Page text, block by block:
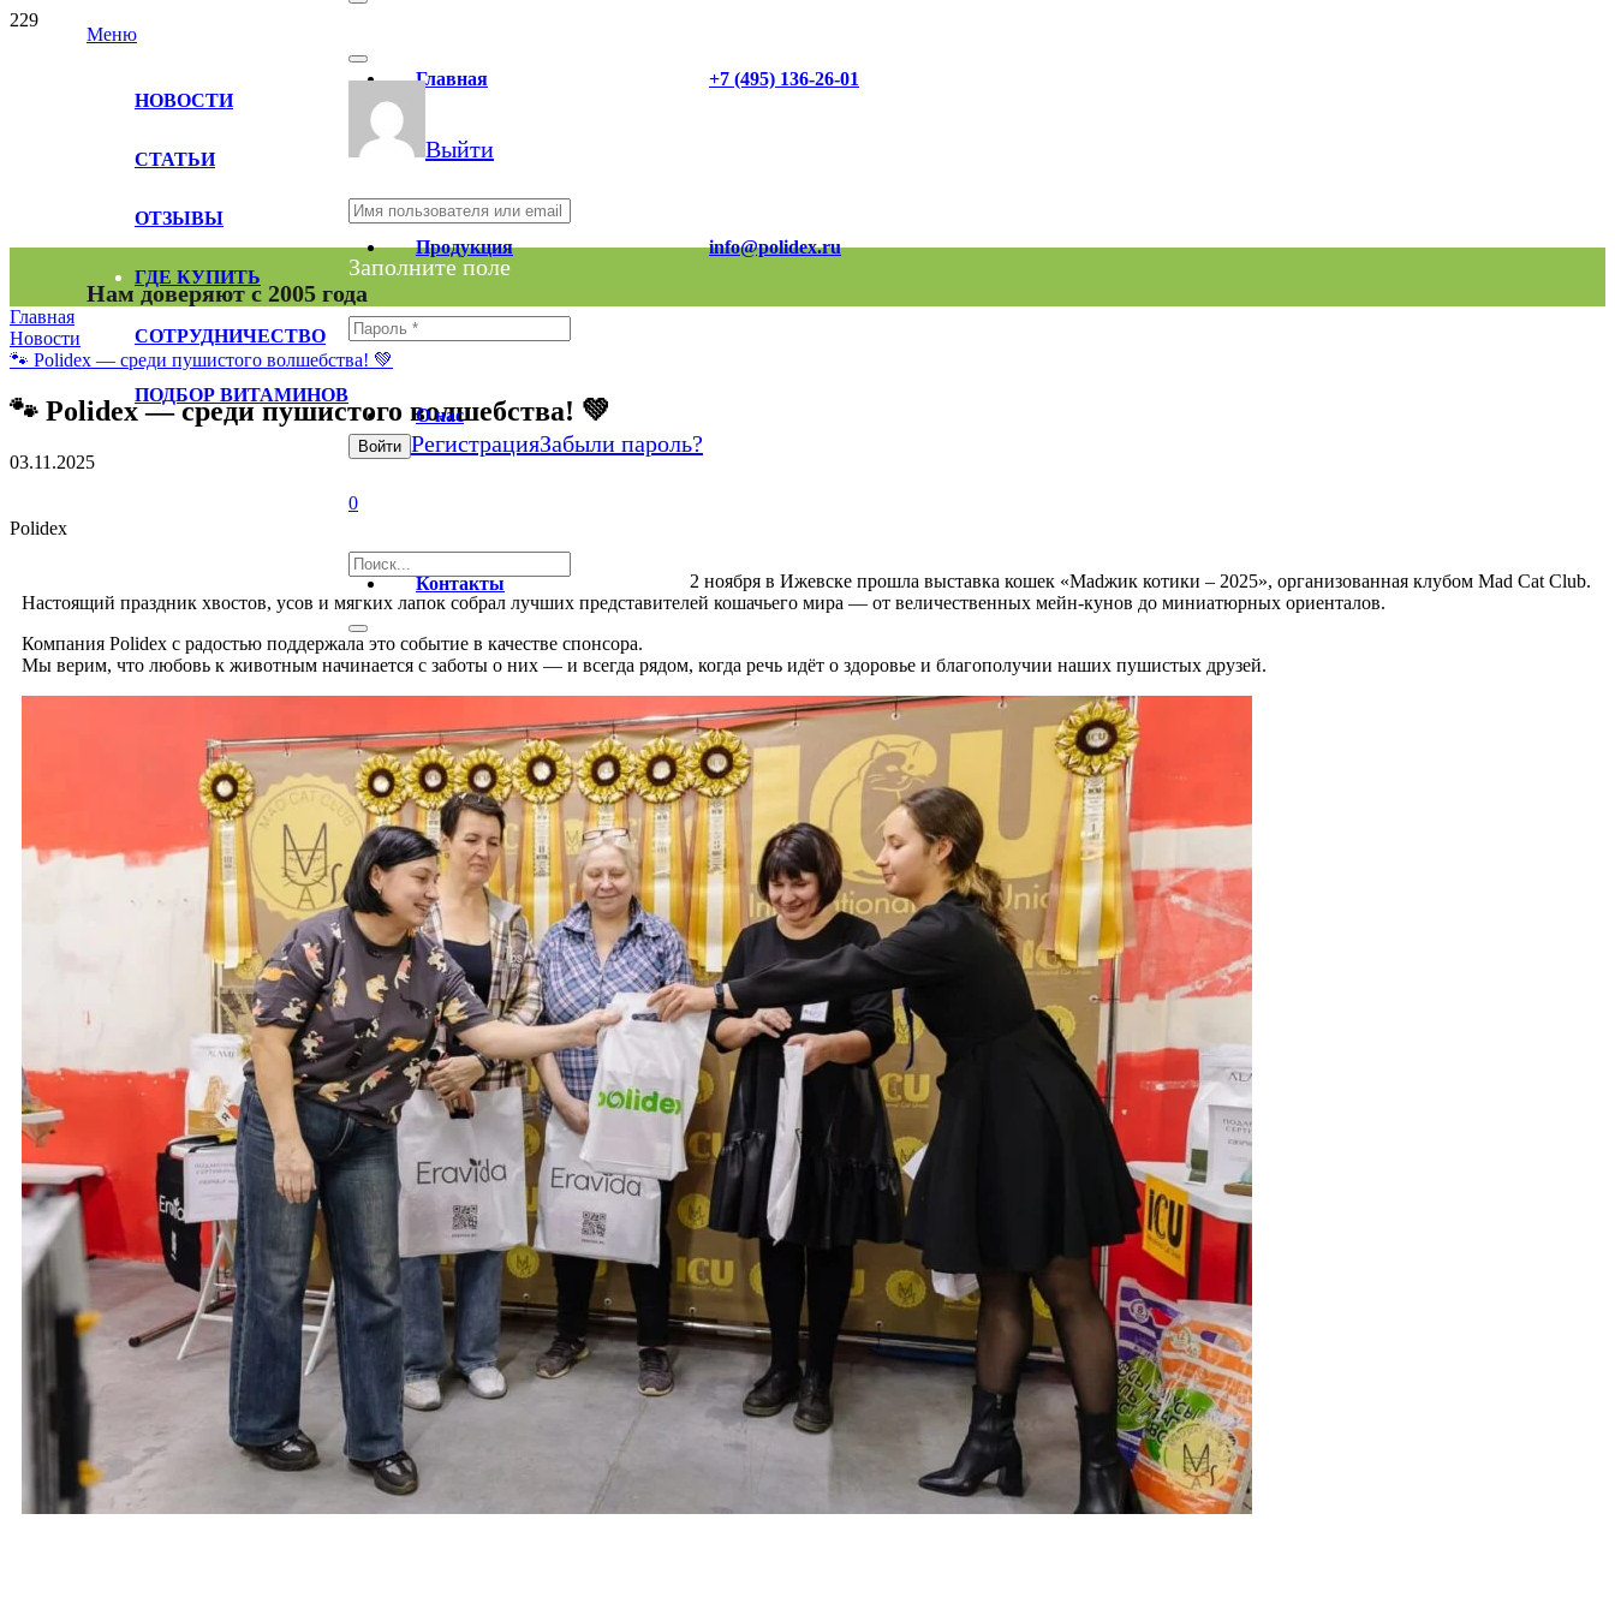
Меню
Нам доверяют с 2005 года
Главная
Продукция
О нас
Контакты
+7 (495) 136-26-01
info@polidex.ru
НОВОСТИ
СТАТЬИ
ОТЗЫВЫ
ГДЕ КУПИТЬ
СОТРУДНИЧЕСТВО
ПОДБОР ВИТАМИНОВ
Выйти
Заполните поле
Войти РегистрацияЗабыли пароль?
0
Главная
Новости
🐾 Polidex — среди пушистого волшебства! 💚
🐾 Polidex — среди пушистого волшебства! 💚
03.11.2025
Polidex
2 ноября в Ижевске прошла выставка кошек «Madжик котики – 2025», организованная клубом Mad Cat Club.
Настоящий праздник хвостов, усов и мягких лапок собрал лучших представителей кошачьего мира — от величественных мейн-кунов до миниатюрных ориенталов.
Компания Polidex с радостью поддержала это событие в качестве спонсора.
Мы верим, что любовь к животным начинается с заботы о них — и всегда рядом, когда речь идёт о здоровье и благополучии наших пушистых друзей.